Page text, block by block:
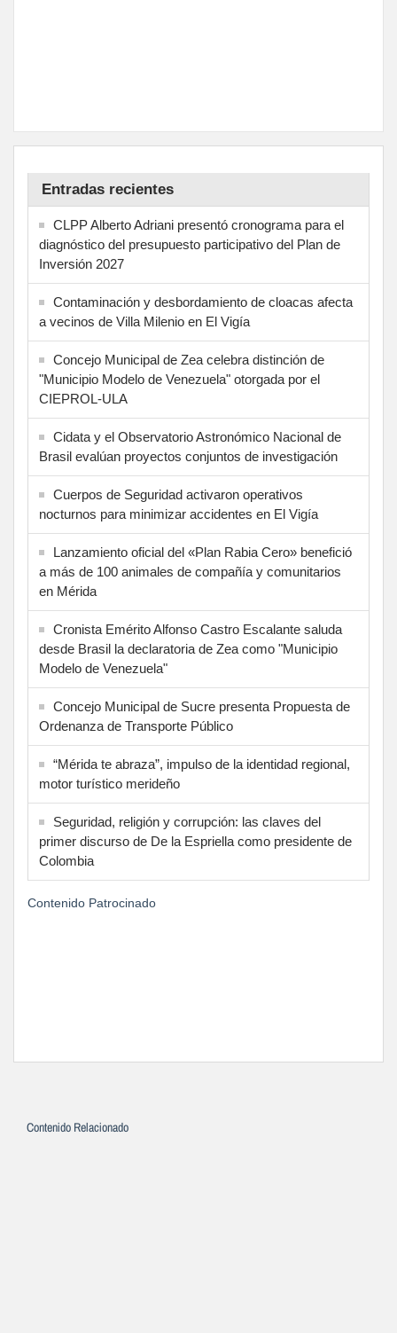
Entradas recientes
CLPP Alberto Adriani presentó cronograma para el
diagnóstico del presupuesto participativo del Plan de
Inversión 2027
Contaminación y desbordamiento de cloacas afecta
a vecinos de Villa Milenio en El Vigía
Concejo Municipal de Zea celebra distinción de
"Municipio Modelo de Venezuela" otorgada por el
CIEPROL-ULA
Cidata y el Observatorio Astronómico Nacional de
Brasil evalúan proyectos conjuntos de investigación
Cuerpos de Seguridad activaron operativos
nocturnos para minimizar accidentes en El Vigía
Lanzamiento oficial del «Plan Rabia Cero» benefició
a más de 100 animales de compañía y comunitarios
en Mérida
Cronista Emérito Alfonso Castro Escalante saluda
desde Brasil la declaratoria de Zea como "Municipio
Modelo de Venezuela"
Concejo Municipal de Sucre presenta Propuesta de
Ordenanza de Transporte Público
“Mérida te abraza”, impulso de la identidad regional,
motor turístico merideño
Seguridad, religión y corrupción: las claves del
primer discurso de De la Espriella como presidente de
Colombia
Contenido Patrocinado
Contenido Relacionado